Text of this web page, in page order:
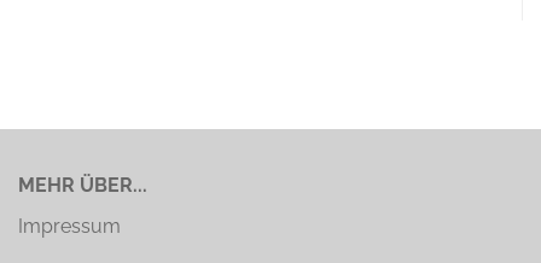
MEHR ÜBER...
Impressum